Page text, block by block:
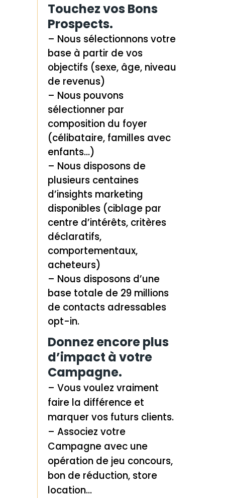
Touchez vos Bons
Prospects.
– Nous sélectionnons votre
base à partir de vos
objectifs (sexe, âge, niveau
de revenus)
– Nous pouvons
sélectionner par
composition du foyer
(célibataire, familles avec
enfants…)
– Nous disposons de
plusieurs centaines
d’insights marketing
disponibles (ciblage par
centre d’intérêts, critères
déclaratifs,
comportementaux,
acheteurs)
– Nous disposons d’une
base totale de 29 millions
de contacts adressables
opt-in.
Donnez encore plus
d’impact à votre
Campagne.
– Vous voulez vraiment
faire la différence et
marquer vos futurs clients.
– Associez votre
Campagne avec une
opération de jeu concours,
bon de réduction, store
location…